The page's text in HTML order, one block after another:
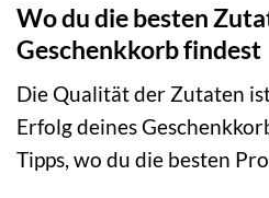
Wo du die besten
Geschenkkorb findest
Die Qualität der Zutaten
Erfolg deines
Tipps, wo du die besten